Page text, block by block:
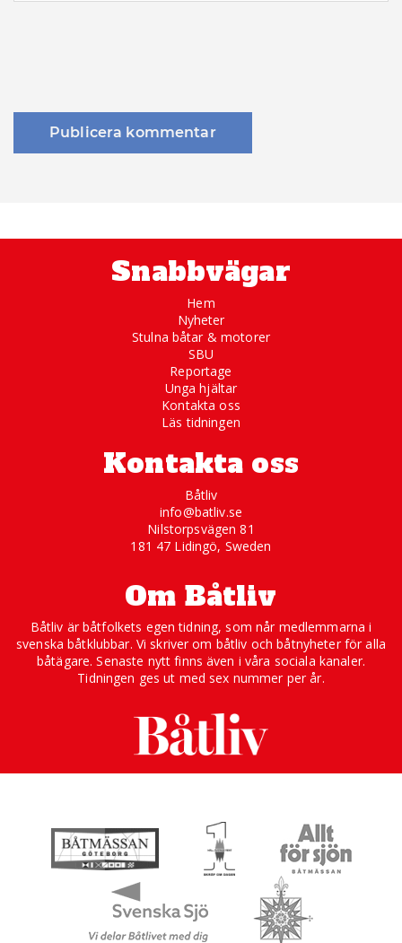
Snabbvägar
Hem
Nyheter
Stulna båtar & motorer
SBU
Reportage
Unga hjältar
Kontakta oss
Läs tidningen
Kontakta oss
Båtliv
info@batliv.se
Nilstorpsvägen 81
181 47 Lidingö, Sweden
Om Båtliv
Båtliv är båtfolkets egen tidning, som når medlemmarna i
svenska båtklubbar. Vi skriver om båtliv och båtnyheter för alla
båtägare. Senaste nytt finns även i våra sociala kanaler.
Tidningen ges ut med sex nummer per år.